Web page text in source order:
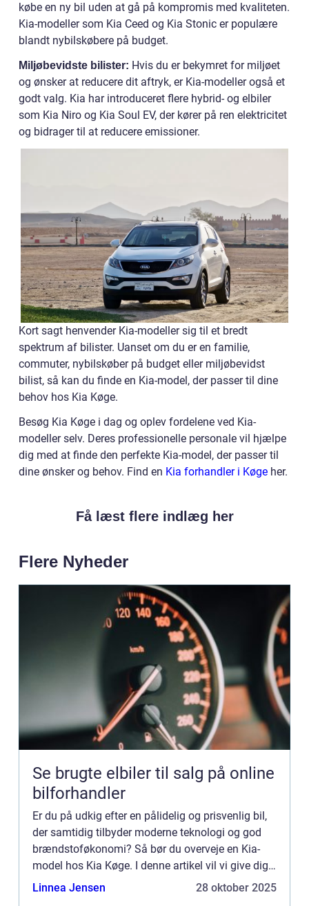
købe en ny bil uden at gå på kompromis med kvaliteten.
Kia-modeller som Kia Ceed og Kia Stonic er populære
blandt nybilskøbere på budget.
Miljøbevidste bilister: Hvis du er bekymret for miljøet
og ønsker at reducere dit aftryk, er Kia-modeller også et
godt valg. Kia har introduceret flere hybrid- og elbiler
som Kia Niro og Kia Soul EV, der kører på ren elektricitet
og bidrager til at reducere emissioner.
Kort sagt henvender Kia-modeller sig til et bredt
spektrum af bilister. Uanset om du er en familie,
commuter, nybilskøber på budget eller miljøbevidst
bilist, så kan du finde en Kia-model, der passer til dine
behov hos Kia Køge.
Besøg Kia Køge i dag og oplev fordelene ved Kia-
modeller selv. Deres professionelle personale vil hjælpe
dig med at finde den perfekte Kia-model, der passer til
dine ønsker og behov. Find en Kia forhandler i Køge her.
Få læst flere indlæg her
Flere Nyheder
Se brugte elbiler til salg på online
bilforhandler
Er du på udkig efter en pålidelig og prisvenlig bil,
der samtidig tilbyder moderne teknologi og god
brændstoføkonomi? Så bør du overveje en Kia-
model hos Kia Køge. I denne artikel vil vi give dig
en oversi...
Linnea Jensen 28 oktober 2025